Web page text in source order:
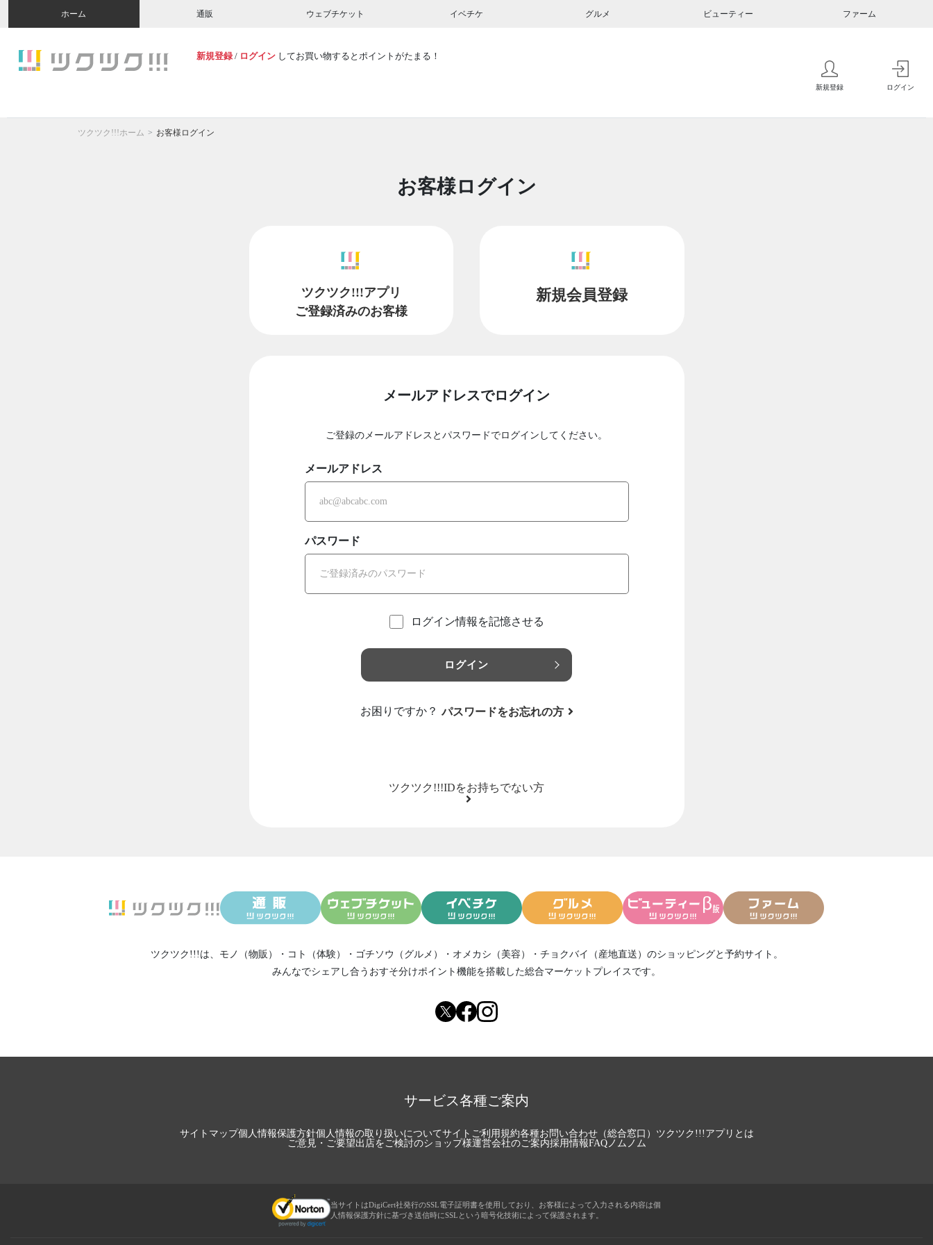
ホーム 通販 ウェブチケット イベチケ グルメ ビューティー ファーム
新規登録 / ログイン してお買い物するとポイントがたまる！
新規登録 ログイン
ツクツク!!!ホーム お客様ログイン
お客様ログイン
ツクツク!!!アプリ
ご登録済みのお客様
新規会員登録
メールアドレスでログイン
ご登録のメールアドレスとパスワードでログインしてください。
メールアドレス
パスワード
ログイン情報を記憶させる
ログイン
お困りですか？ パスワードをお忘れの方
ツクツク!!!IDをお持ちでない方
ツクツク!!!は、 モノ（物販） ・ コト（体験） ・ ゴチソウ（グルメ） ・ オメカシ（美容） ・ チョクバイ（産地直送） のショッピングと予約サイト。
みんなでシェアし合う おすそ分けポイント機能を搭載した総合マーケットプレイスです。
サービス各種ご案内
サイトマップ個人情報保護方針個人情報の取り扱いについてサイトご利用規約各種お問い合わせ（総合窓口） ツクツク!!!アプリとは
ご意見・ご要望出店をご検討のショップ様運営会社のご案内採用情報FAQノムノム
当サイトはDigiCert社発行のSSL電子証明書を使用しており、お客様によって入力される内容は個
人情報保護方針に基づき送信時にSSLという暗号化技術によって保護されます。